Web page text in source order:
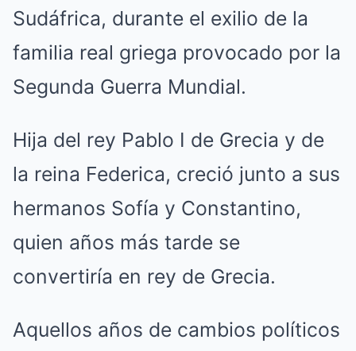
Sudáfrica, durante el exilio de la
familia real griega provocado por la
Segunda Guerra Mundial.
Hija del rey Pablo I de Grecia y de
la reina Federica, creció junto a sus
hermanos Sofía y Constantino,
quien años más tarde se
convertiría en rey de Grecia.
Aquellos años de cambios políticos